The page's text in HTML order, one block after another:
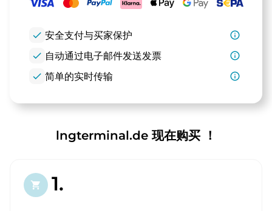
check 安全支付与买家保护
info_outline
check 自动通过电子邮件发送发票
info_outline
check 简单的实时传输 info_outline
lngterminal.de 现在购买 ！
shopping_cart 1.